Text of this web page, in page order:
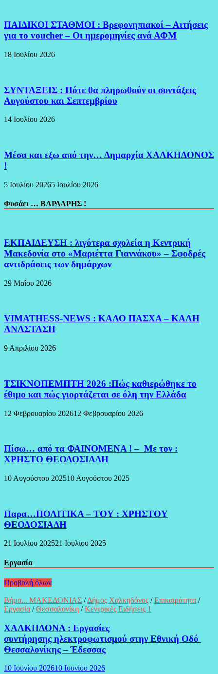
ΠΑΙΔΙΚΟΙ ΣΤΑΘΜΟΙ : Βρεφονηπιακοί – Αιτήσεις
για το voucher – Οι ημερομηνίες ανά ΑΦΜ
18 Ιουλίου 2026
ΣΥΝΤΑΞΕΙΣ : Πότε θα πληρωθούν οι συντάξεις
Αυγούστου και Σεπτεμβρίου
14 Ιουλίου 2026
Μέσα και εξω από την… Δημαρχία ΧΑΛΚΗΔΟΝΟΣ
!
5 Ιουλίου 20265 Ιουλίου 2026
Φυσάει … ΒΑΡΔΑΡΗΣ !
ΕΚΠΑΙΔΕΥΣΗ : λιγότερα σχολεία η Κεντρική
Μακεδονία στο «Μαριέττα Γιαννάκου» – Σφοδρές
αντιδράσεις των δημάρχων
29 Μαΐου 2026
VIMATHESS-NEWS : ΚΑΛΟ ΠΑΣΧΑ – ΚΑΛΗ
ΑΝΑΣΤΑΣΗ
9 Απριλίου 2026
ΤΣΙΚΝΟΠΕΜΠΤΗ 2026 :Πώς καθιερώθηκε το
έθιμο και πώς γιορτάζεται σε όλη την Ελλάδα
12 Φεβρουαρίου 202612 Φεβρουαρίου 2026
Πίσω… από τα ΦΑΙΝΟΜΕΝΑ ! – Με τον :
ΧΡΗΣΤΟ ΘΕΟΔΟΣΙΑΔΗ
10 Αυγούστου 202510 Αυγούστου 2025
Παρα…ΠΟΛΙΤΙΚΑ – ΤΟΥ : ΧΡΗΣΤΟΥ
ΘΕΟΔΟΣΙΑΔΗ
21 Ιουλίου 202521 Ιουλίου 2025
Εργασία
Προβολή όλων
Βήμα... ΜΑΚΕΔΟΝΙΑΣ /Δήμος Χαλκηδόνος /Επικαιρότητα /
Εργασία /Θεσσαλονίκη /Κεντρικές Ειδήσεις 1
ΧΑΛΚΗΔΟΝΑ : Εργασίες
συντήρησης ηλεκτροφωτισμού στην Εθνική Οδό
Θεσσαλονίκης – Έδεσσας
10 Ιουνίου 202610 Ιουνίου 2026